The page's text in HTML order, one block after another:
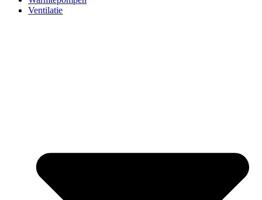
Ventilatie